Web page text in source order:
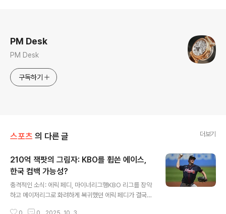
PM Desk
PM Desk
구독하기
스포츠 의 다른 글 더보기
210억 잭팟의 그림자: KBO를 휩쓴 에이스,
한국 컴백 가능성?
충격적인 소식: 에릭 페디, 마이너리그행KBO 리그를 장악
하고 메이저리그로 화려하게 복귀했던 에릭 페디가 결국